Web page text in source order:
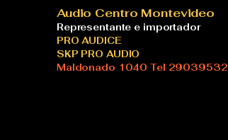
Audio Centro Montevideo
Representante e importador
PRO AUDICE
SKP PRO AUDIO
Maldonado 1040 Tel 29039532